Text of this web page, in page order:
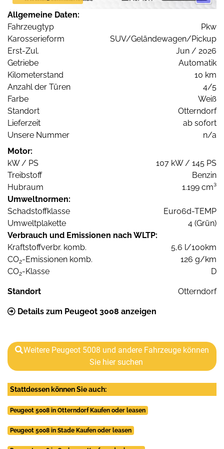
Allgemeine Daten:
Fahrzeugtyp
Pkw
Karosserieform
SUV/Geländewagen/Pickup
Erst-Zul.
Jun / 2026
Getriebe
Automatik
Kilometerstand
10 km
Anzahl der Türen
4/5
Farbe
Weiß
Standort
Otterndorf
Lieferzeit
ab sofort
Unsere Nummer
n/a
Motor:
kW / PS
107 kW / 145 PS
Treibstoff
Benzin
Hubraum
1.199 cm³
Umweltnormen:
Schadstoffklasse
Euro6d-TEMP
Umweltplakette
4 (Grün)
Verbrauch und Emissionen nach WLTP:
Kraftstoffverbr. komb.
5,6 l/100km
CO2-Emissionen komb.
126 g/km
CO2-Klasse D
Standort Otterndorf
Details zum Peugeot 3008 anzeigen
Weitere Peugeot 5008 und andere Fahrzeuge können
Sie hier suchen
Stattdessen können Sie auch:
Peugeot 5008 in Otterndorf Kaufen oder leasen
Peugeot 5008 in Stade Kaufen oder leasen